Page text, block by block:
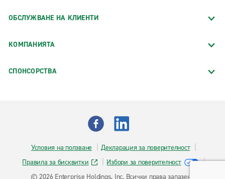
ОБСЛУЖВАНЕ НА КЛИЕНТИ
КОМПАНИЯТА
СПОНСОРСТВA
Условия на ползване
Декларация за поверителност
Правила за бисквитки
Избори за поверителност
© 2026 Enterprise Holdings, Inc. Всички права запазени